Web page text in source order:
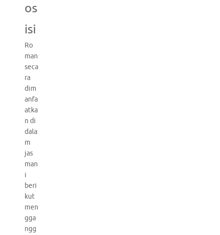
os
isi
Ro
man
seca
ra
dim
anfa
atka
n di
dala
m
jas
man
i
beri
kut
men
gga
ngg